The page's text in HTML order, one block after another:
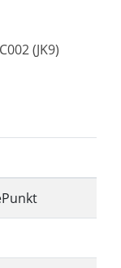
(JK9)